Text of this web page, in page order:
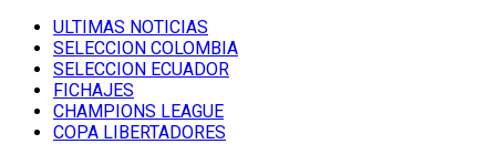
ULTIMAS NOTICIAS
SELECCION COLOMBIA
SELECCION ECUADOR
FICHAJES
CHAMPIONS LEAGUE
COPA LIBERTADORES